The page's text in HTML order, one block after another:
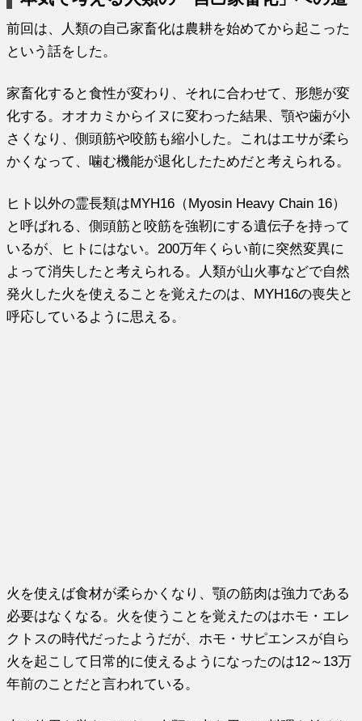
前回は、人類の自己家畜化は農耕を始めてから起こった
という話をした。
家畜化すると食性が変わり、それに合わせて、形態が変
化する。オオカミからイヌに変わった結果、顎や歯が小
さくなり、側頭筋や咬筋も縮小した。これはエサが柔ら
かくなって、噛む機能が退化したためだと考えられる。
ヒト以外の霊長類はMYH16（Myosin Heavy Chain 16）
と呼ばれる、側頭筋と咬筋を強靭にする遺伝子を持って
いるが、ヒトにはない。200万年くらい前に突然変異に
よって消失したと考えられる。人類が山火事などで自然
発火した火を使えることを覚えたのは、MYH16の喪失と
呼応しているように思える。
火を使えば食材が柔らかくなり、顎の筋肉は強力である
必要はなくなる。火を使うことを覚えたのはホモ・エレ
クトスの時代だったようだが、ホモ・サピエンスが自ら
火を起こして日常的に使えるようになったのは12～13万
年前のことだと言われている。